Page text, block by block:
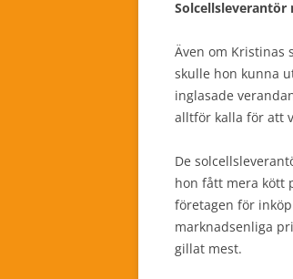
Även om Kristinas
skulle hon kunna
inglasade
alltför kalla för att
De
hon fått mera kött
företagen för
marknadsenliga
gillat mest.